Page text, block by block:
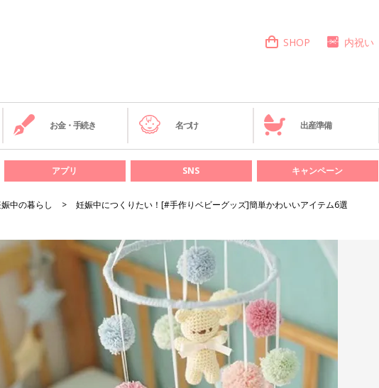
SHOP 内祝い
お金・手続き 名づけ 出産準備
アプリ SNS キャンペーン
中の暮らし 妊娠中につくりたい！[#手作りベビーグッズ]簡単かわいいアイテム6選